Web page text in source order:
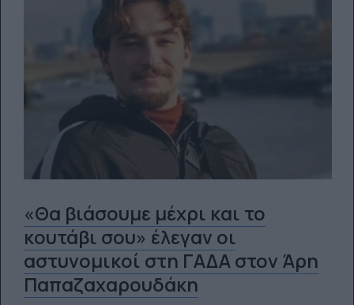
«Θα βιάσουμε μέχρι και το
κουτάβι σου» έλεγαν οι
αστυνομικοί στη ΓΑΔΑ στον Άρη
Παπαζαχαρουδάκη